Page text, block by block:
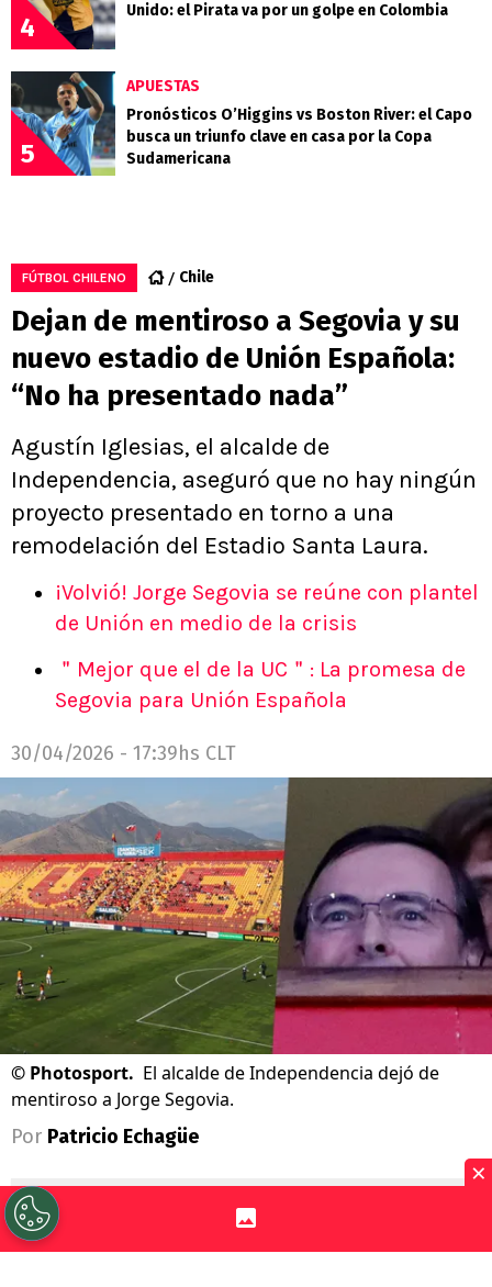
4
Unido: el Pirata va por un golpe en Colombia
5
APUESTAS
Pronósticos O’Higgins vs Boston River: el Capo
busca un triunfo clave en casa por la Copa
Sudamericana
FÚTBOL CHILENO Chile
Dejan de mentiroso a Segovia y su
nuevo estadio de Unión Española:
“No ha presentado nada”
Agustín Iglesias, el alcalde de
Independencia, aseguró que no hay ningún
proyecto presentado en torno a una
remodelación del Estadio Santa Laura.
¡Volvió! Jorge Segovia se reúne con plantel
de Unión en medio de la crisis
＂Mejor que el de la UC＂: La promesa de
Segovia para Unión Española
30/04/2026 - 17:39hs CLT
© Photosport. El alcalde de Independencia dejó de
mentiroso a Jorge Segovia.
Por Patricio Echagüe
×